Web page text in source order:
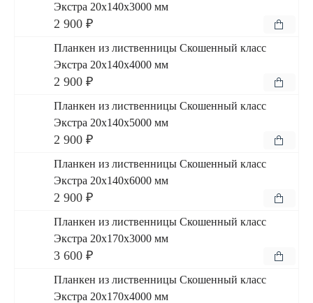
Экстра 20x140x3000 мм
2 900 ₽
Планкен из лиственницы Скошенный класс
Экстра 20x140x4000 мм
2 900 ₽
Планкен из лиственницы Скошенный класс
Экстра 20x140x5000 мм
2 900 ₽
Планкен из лиственницы Скошенный класс
Экстра 20x140x6000 мм
2 900 ₽
Планкен из лиственницы Скошенный класс
Экстра 20x170x3000 мм
3 600 ₽
Планкен из лиственницы Скошенный класс
Экстра 20x170x4000 мм